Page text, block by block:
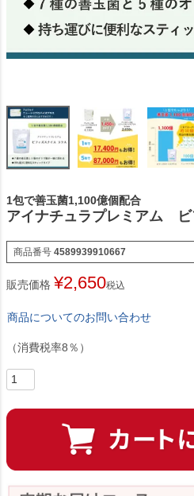
1包で善玉菌1,100億個配合
アイナチュラプレミアム ビ
商品番号 4589939910667
販売価格 ¥2,650税込
商品についてのお問い合わせ
（消費税率8％）